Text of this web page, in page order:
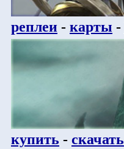
реплеи - карты -
купить - скачать